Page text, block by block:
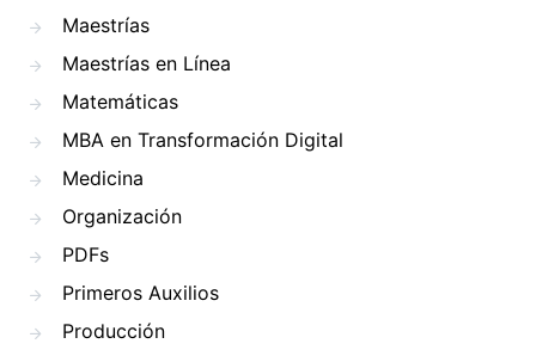
Maestrías
Maestrías en Línea
Matemáticas
MBA en Transformación Digital
Medicina
Organización
PDFs
Primeros Auxilios
Producción